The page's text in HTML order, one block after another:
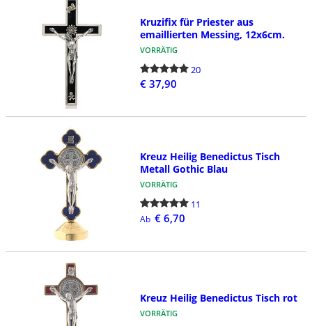
Kruzifix für Priester aus
emaillierten Messing, 12x6cm.
VORRÄTIG
20
€ 37,90
Kreuz Heilig Benedictus Tisch
Metall Gothic Blau
VORRÄTIG
11
Ab € 6,70
Kreuz Heilig Benedictus Tisch rot
VORRÄTIG